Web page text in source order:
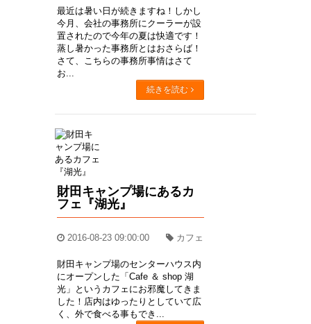
最近は暑い日が続きますね！しかし
今月、会社の事務所にクーラーが設
置されたので今年の夏は快適です！
蒸し暑かった事務所とはおさらば！
さて、こちらの事務所事情はさて
お...
続きを読む
財田キャンプ場にあるカ
フェ『湖光』
2016-08-23 09:00:00 カフェ
財田キャンプ場のセンターハウス内
にオープンした「Cafe ＆ shop 湖
光」というカフェにお邪魔してきま
した！店内はゆったりとしていて広
く、外で食べる事もでき...